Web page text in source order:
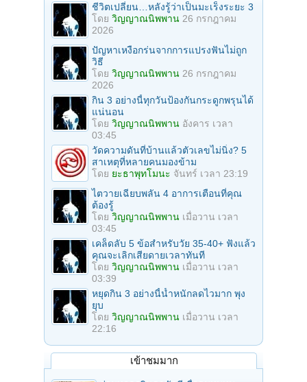
ชีวิตเปลี่ยน…หลังรู้ว่าเป็นมะเร็งระยะ 3
โดย วิญญาณนิพพาน 26 กรกฎาคม
2026
ปัญหาเหงือกร่นจากการแปรงฟันไม่ถูก
วิธี
โดย วิญญาณนิพพาน 26 กรกฎาคม
2026
กิน 3 อย่างนี้ทุกวันป้องกันกระดูกพรุนได้
แน่นอน
โดย วิญญาณนิพพาน อังคาร เวลา
03:45
วัดความดันที่บ้านแล้วตัวเลขไม่นิ่ง? 5
สาเหตุที่หลายคนมองข้าม
โดย ยะธาพุทโมนะ จันทร์ เวลา 23:19
ไตวายเฉียบพลัน 4 อาการเตือนที่คุณ
ต้องรู้
โดย วิญญาณนิพพาน เมื่อวาน เวลา
03:45
เคล็ดลับ 5 ข้อสำหรับวัย 35-40+ ฟังแล้ว
คุณจะเลิกเสียดายเวลาทันที
โดย วิญญาณนิพพาน เมื่อวาน เวลา
03:39
หยุดกิน 3 อย่างนี้น้ำหนักลดไวมาก พุง
ยุบ
โดย วิญญาณนิพพาน เมื่อวาน เวลา
22:16
เข้าชมมาก